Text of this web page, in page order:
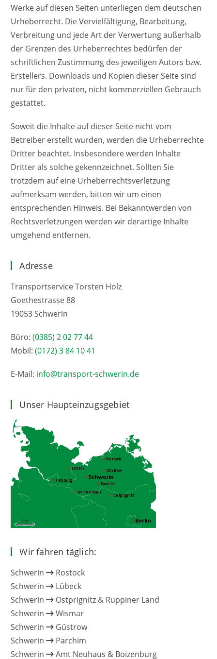
Werke auf diesen Seiten unterliegen dem deutschen
Urheberrecht. Die Vervielfältigung, Bearbeitung,
Verbreitung und jede Art der Verwertung außerhalb
der Grenzen des Urheberrechtes bedürfen der
schriftlichen Zustimmung des jeweiligen Autors bzw.
Erstellers. Downloads und Kopien dieser Seite sind
nur für den privaten, nicht kommerziellen Gebrauch
gestattet.
Soweit die Inhalte auf dieser Seite nicht vom
Betreiber erstellt wurden, werden die Urheberrechte
Dritter beachtet. Insbesondere werden Inhalte
Dritter als solche gekennzeichnet. Sollten Sie
trotzdem auf eine Urheberrechtsverletzung
aufmerksam werden, bitten wir um einen
entsprechenden Hinweis. Bei Bekanntwerden von
Rechtsverletzungen werden wir derartige Inhalte
umgehend entfernen.
Adresse
Transportservice Torsten Holz
Goethestrasse 88
19053 Schwerin
Büro:(0385) 2 02 77 44
Mobil:(0172) 3 84 10 41
E-Mail: info@transport-schwerin.de
Unser Haupteinzugsgebiet
Wir fahren täglich:
Schwerin
Rostock
Schwerin
Lübeck
Schwerin
Ostprignitz & Ruppiner Land
Schwerin
Wismar
Schwerin
Güstrow
Schwerin
Parchim
Schwerin
Amt Neuhaus & Boizenburg